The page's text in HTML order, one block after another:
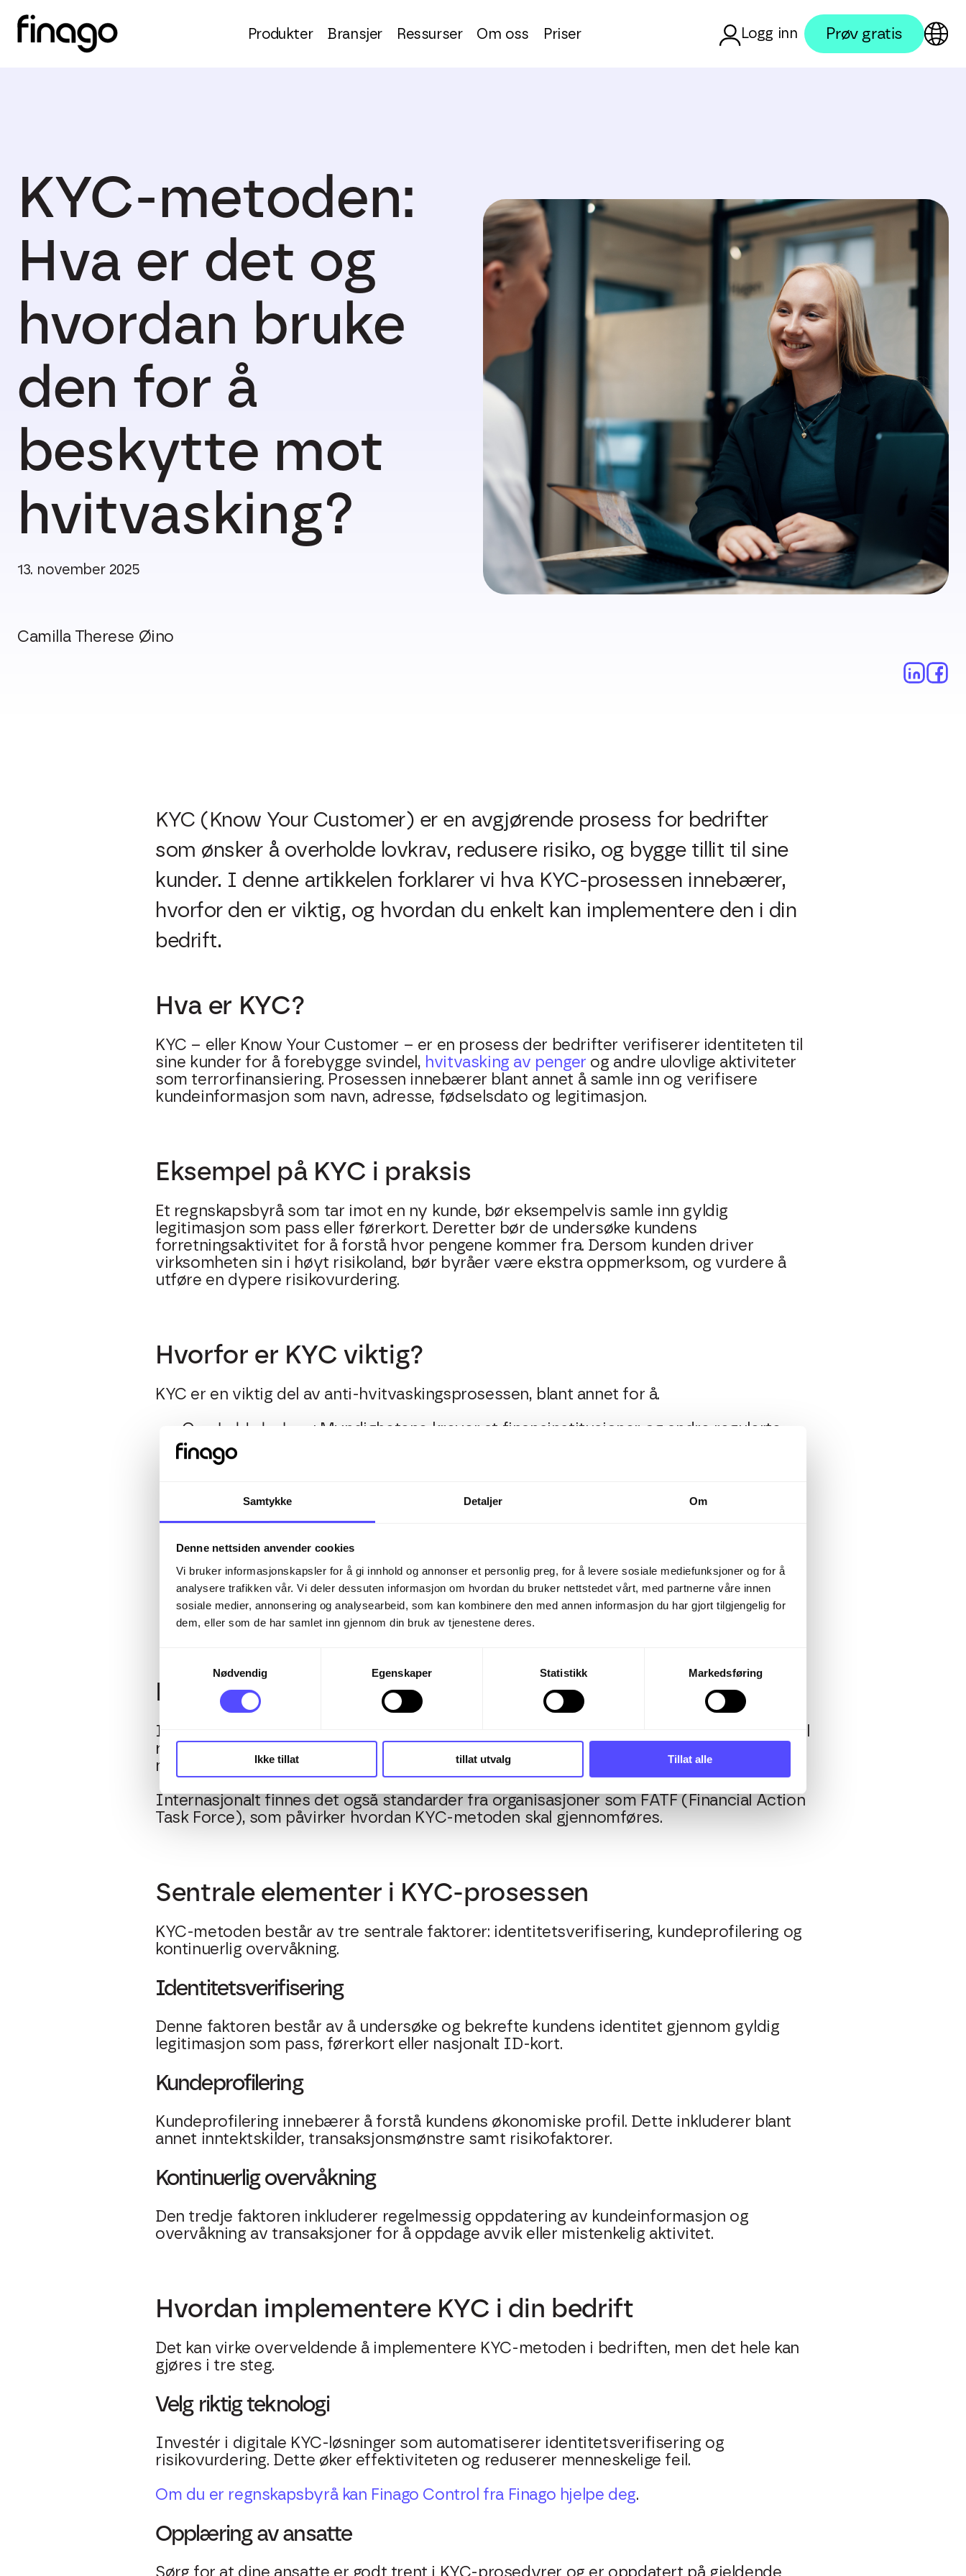
Samtykke Detaljer Om
Denne nettsiden anvender cookies
Vi bruker informasjonskapsler for å gi innhold og annonser et personlig preg, for å levere sosiale mediefunksjoner og for å
analysere trafikken vår. Vi deler dessuten informasjon om hvordan du bruker nettstedet vårt, med partnerne våre innen
sosiale medier, annonsering og analysearbeid, som kan kombinere den med annen informasjon du har gjort tilgjengelig for
dem, eller som de har samlet inn gjennom din bruk av tjenestene deres.
Nødvendig
Egenskaper Statistikk Markedsføring
Ikke tillat tillat utvalg Tillat alle
Produkter Bransjer Ressurser Om oss Priser Logg inn Prøv gratis
KYC-metoden:
Hva er det og
hvordan bruke
den for å
beskytte mot
hvitvasking?
13. november 2025
Camilla Therese Øino
KYC (Know Your Customer) er en avgjørende prosess for bedrifter
som ønsker å overholde lovkrav, redusere risiko, og bygge tillit til sine
kunder. I denne artikkelen forklarer vi hva KYC-prosessen innebærer,
hvorfor den er viktig, og hvordan du enkelt kan implementere den i din
bedrift.
Hva er KYC?
KYC – eller Know Your Customer – er en prosess der bedrifter verifiserer identiteten til
sine kunder for å forebygge svindel, hvitvasking av penger og andre ulovlige aktiviteter
som terrorfinansiering. Prosessen innebærer blant annet å samle inn og verifisere
kundeinformasjon som navn, adresse, fødselsdato og legitimasjon.
Eksempel på KYC i praksis
Et regnskapsbyrå som tar imot en ny kunde, bør eksempelvis samle inn gyldig
legitimasjon som pass eller førerkort. Deretter bør de undersøke kundens
forretningsaktivitet for å forstå hvor pengene kommer fra. Dersom kunden driver
virksomheten sin i høyt risikoland, bør byråer være ekstra oppmerksom, og vurdere å
utføre en dypere risikovurdering.
Hvorfor er KYC viktig?
KYC er en viktig del av anti-hvitvaskingsprosessen, blant annet for å.
Overholde lovkrav
: Myndighetene krever at finansinstitusjoner og andre regulerte
virksomheter gjennomfører KYC-prosedyrer.
kundene dine.
sannsynligheten for at bedriften din ufrivillig assosieres med kriminelle aktiviteter
som kan skade tilliten til bedriften.
Forbedre kundeopplevelsen: Gjennom KYC blir du godt kjent med kunden, noe som
bidrar til at du kan tilby mer tilpassede tjenester til kundene.
Lovgivning og reguleringer
I Norge er hvitvaskingsloven helt sentral for KYC-prosessen. Loven stiller strenge krav til
rapporteringspliktige virksomheter om å utføre kundekontroll og rapportere
mistenkelige transaksjoner til Økokrim.
Internasjonalt finnes det også standarder fra organisasjoner som FATF (Financial Action
Task Force), som påvirker hvordan KYC-metoden skal gjennomføres.
Sentrale elementer i KYC-prosessen
KYC-metoden består av tre sentrale faktorer: identitetsverifisering, kundeprofilering og
kontinuerlig overvåkning.
Identitetsverifisering
Denne faktoren består av å undersøke og bekrefte kundens identitet gjennom gyldig
legitimasjon som pass, førerkort eller nasjonalt ID-kort.
Kundeprofilering
Kundeprofilering innebærer å forstå kundens økonomiske profil. Dette inkluderer blant
annet inntektskilder, transaksjonsmønstre samt risikofaktorer.
Kontinuerlig overvåkning
Den tredje faktoren inkluderer regelmessig oppdatering av kundeinformasjon og
overvåkning av transaksjoner for å oppdage avvik eller mistenkelig aktivitet.
Hvordan implementere KYC i din bedrift
Det kan virke overveldende å implementere KYC-metoden i bedriften, men det hele kan
gjøres i tre steg.
Velg riktig teknologi
Investér i digitale KYC-løsninger som automatiserer identitetsverifisering og
risikovurdering. Dette øker effektiviteten og reduserer menneskelige feil.
Om du er regnskapsbyrå kan Finago Control fra Finago hjelpe deg.
Opplæring av ansatte
Sørg for at dine ansatte er godt trent i KYC-prosedyrer og er oppdatert på gjeldende